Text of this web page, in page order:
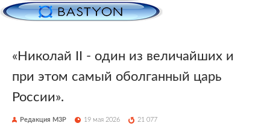
«Николай II - один из величайших и
при этом самый оболганный царь
России».
Редакция М3Р 19 мая 2026 21 077